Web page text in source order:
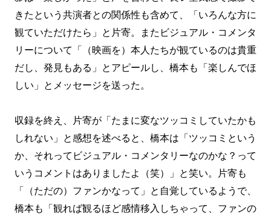
きたという共演者との関係性も含めて、「いろんな方に
観ていただけたら」と片寄。またビジュアル・コメンタ
リーについて「（映画を）本人たちが観ているのは貴重
だし、発見もある」とアピールし、橋本も「楽しんでほ
しい」とメッセージを送った。
収録を終え、片寄が「たまに変なツッコミしていたかも
しれない」と感想を述べると、橋本は「ツッコミという
か、それってビジュアル・コメンタリーなのかな？って
いうコメントはありましたよ（笑）」と笑い。片寄も
「（ただの）ファンかなって」と自覚しているようで、
橋本も「観れば観るほど感情移入しちゃって、ファンの